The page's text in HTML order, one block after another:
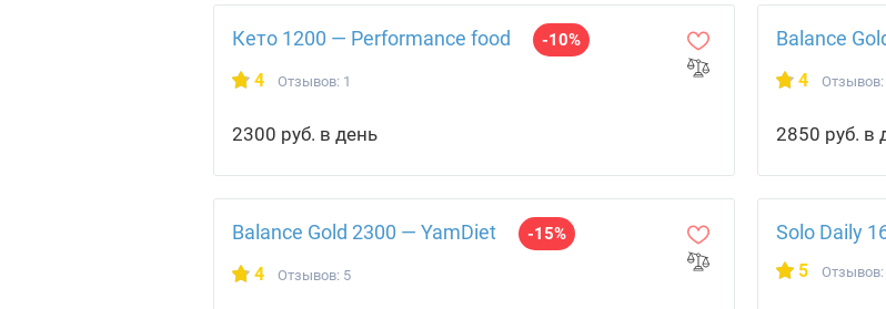
Кето 1200 — Performance food -10%
4 Отзывов: 1
2300 руб. в день
Balance
4 Отзывов:
2850 руб. в
Balance Gold 2300 — YamDiet -15%
4 Отзывов: 5
Solo Daily
5 Отзывов: